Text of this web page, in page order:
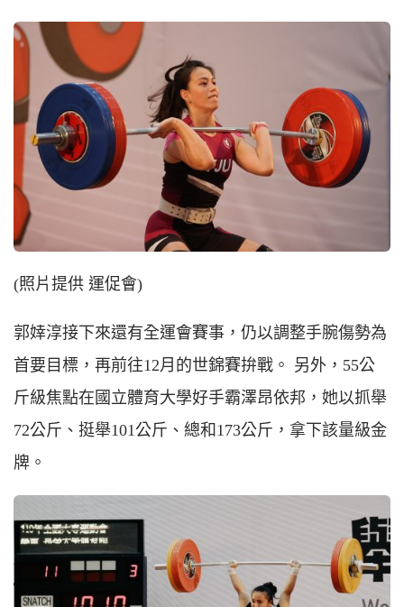
(照片提供 運促會)
郭婞淳接下來還有全運會賽事，仍以調整手腕傷勢為
首要目標，再前往12月的世錦賽拚戰。 另外，55公
斤級焦點在國立體育大學好手霸澤昂依邦，她以抓舉
72公斤、挺舉101公斤、總和173公斤，拿下該量級金
牌。